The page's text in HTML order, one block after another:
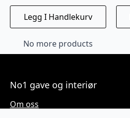
Legg I Handlekurv
No more products
No1 gave og interiør
Om oss